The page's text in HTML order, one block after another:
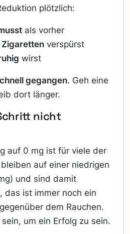
plötzlich:
als vorher
Zigaretten verspürst
wirst
gegangen. Geh eine
dort länger.
nicht
auf 0 mg ist für viele der
auf einer niedrigen
und sind damit
das ist immer noch ein
dem Rauchen.
sein, um ein Erfolg zu sein.